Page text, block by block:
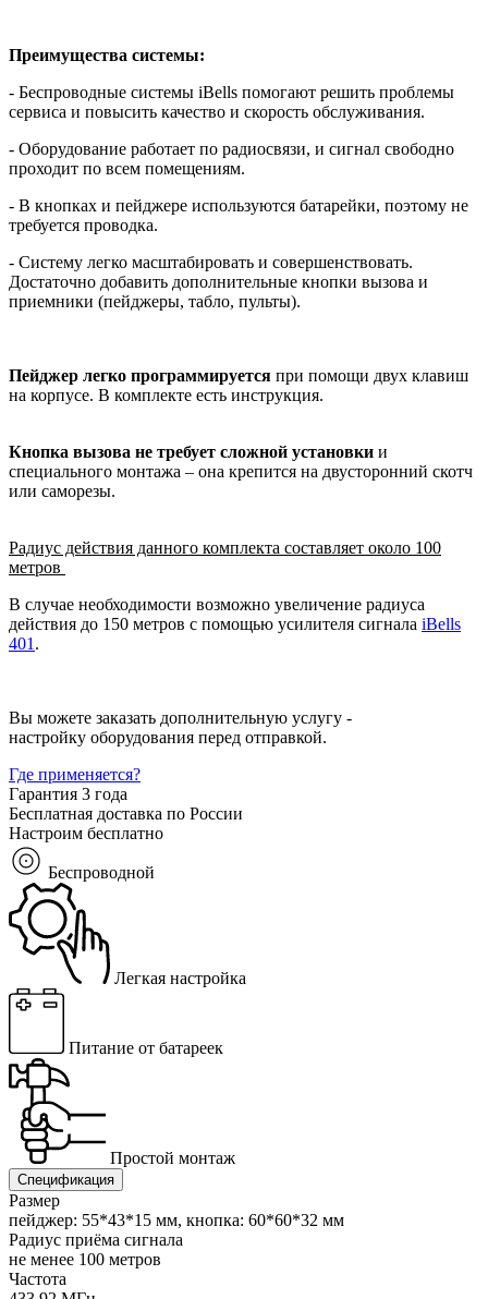
Преимущества системы:
- Беспроводные системы iBells помогают решить проблемы
сервиса и повысить качество и скорость обслуживания.
- Оборудование работает по радиосвязи, и сигнал свободно
проходит по всем помещениям.
- В кнопках и пейджере используются батарейки, поэтому не
требуется проводка.
- Систему легко масштабировать и совершенствовать.
Достаточно добавить дополнительные кнопки вызова и
приемники (пейджеры, табло, пульты).
Пейджер легко программируется при помощи двух клавиш
на корпусе. В комплекте есть инструкция.
Кнопка вызова не требует сложной установки и
специального монтажа – она крепится на двусторонний скотч
или саморезы.
Радиус действия данного комплекта составляет около 100
метров
В случае необходимости возможно увеличение радиуса
действия до 150 метров с помощью усилителя сигнала iBells
401 .
Вы можете заказать дополнительную услугу -
настройку оборудования перед отправкой.
Где применяется?
Гарантия 3 года
Бесплатная доставка по России
Настроим бесплатно
Беспроводной
Легкая настройка
Питание от батареек
Простой монтаж
Спецификация
Размер
пейджер: 55*43*15 мм, кнопка: 60*60*32 мм
Радиус приёма сигнала
не менее 100 метров
Частота